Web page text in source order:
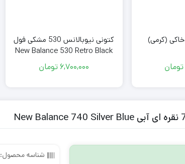
تومان
کتونی نیوبالانس 530 مشکی فول
New Balance 530 Retro Black
6,700,000 تومان
شناسه محصول: